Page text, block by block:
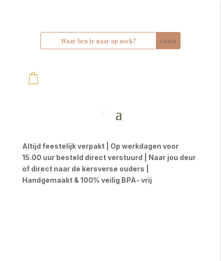
Altijd feestelijk verpakt | Op werkdagen voor
15.00 uur besteld direct verstuurd | Naar jou deur
of direct naar de kersverse ouders |
Handgemaakt & 100% veilig BPA- vrij